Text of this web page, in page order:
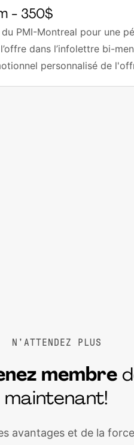
- 350$
PMI-Montreal pour une
dans l’infolettre bi-
personnalisé de
N'ATTENDEZ PLUS
membre
maintenant!
avantages et de la